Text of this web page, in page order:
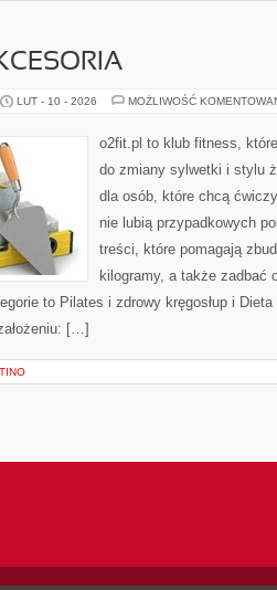
LUT - 10 - 2026 MOŻLIWOŚĆ
o2fit.pl to klub fitness,
do zmiany sylwetki i stylu
dla osób, które chcą
nie lubią przypadkowych
treści, które pomagają
kilogramy, a także
to Pilates i zdrowy kręgosłup i
[…]